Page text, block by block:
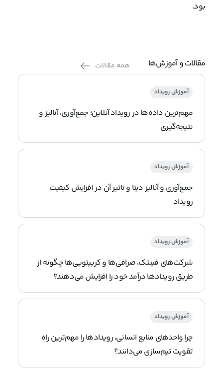
بود.
مقالات و آموزش‌ها همه مقالات
آموزش رویداد
مهم‌ترین داده‌ها در رویداد آنلاین؛ جمع‌آوری، آنالیز و
نتیجه‌گیری
آموزش رویداد
جمع‌آوری و آنالیز دیتا و تاثیر آن در افزایش کیفیت
رویداد
آموزش رویداد
شرکت‌های فینتک، صرافی‌ها و کریپتویی‌ها چگونه از
طریق رویدادها درآمد خود را افزایش می‌دهند؟
آموزش رویداد
چرا واحدهای منابع انسانی، رویدادها را مهم‌ترین راه
تقویت تیم‌سازی می‌دانند؟